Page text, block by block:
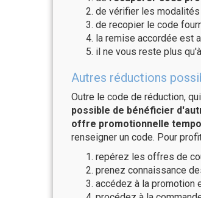
de vérifier les
de recopier le code
la remise accordée est
il ne vous reste plus
Autres réductions
Outre le code de réduction,
possible de bénéficier
offre promotionnelle
renseigner un code. Pour
repérez les offres de
prenez connaissance
accédez à la promotion